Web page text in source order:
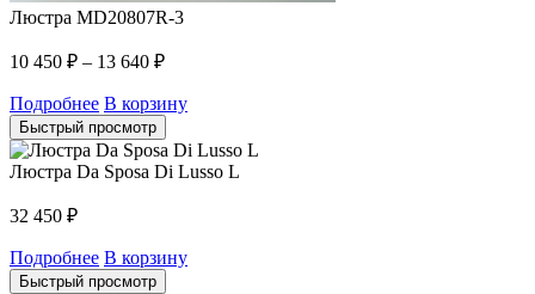
Люстра MD20807R-3
10 450 ₽ – 13 640 ₽
Подробнее В корзину
Быстрый просмотр
Люстра Da Sposa Di Lusso L
32 450 ₽
Подробнее В корзину
Быстрый просмотр